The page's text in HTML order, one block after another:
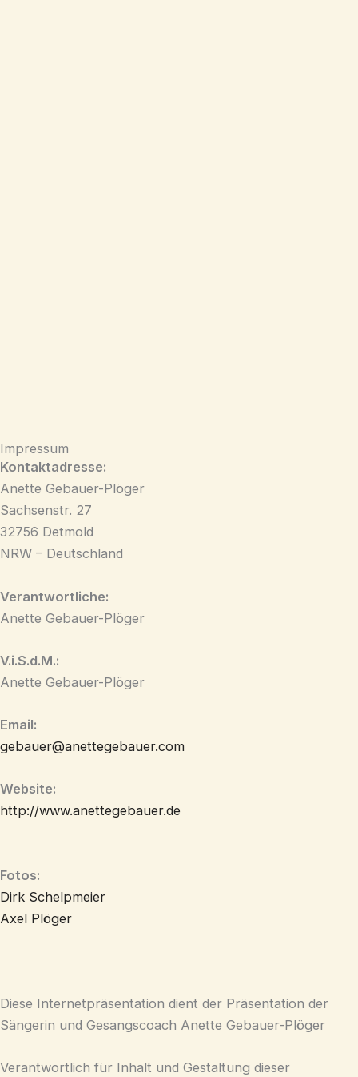
Impressum
Kontaktadresse:
Anette Gebauer-Plöger
Sachsenstr. 27
32756 Detmold
NRW – Deutschland
Verantwortliche:
Anette Gebauer-Plöger
V.i.S.d.M.:
Anette Gebauer-Plöger
Email:
gebauer@anettegebauer.com
Website:
http://www.anettegebauer.de
Fotos:
Dirk Schelpmeier
Axel Plöger
Diese Internetpräsentation dient der Präsentation der
Sängerin und Gesangscoach Anette Gebauer-Plöger
Verantwortlich für Inhalt und Gestaltung dieser